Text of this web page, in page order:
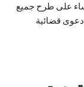
على طرح جميع
دعوى قضائية